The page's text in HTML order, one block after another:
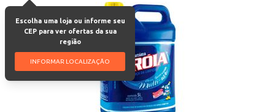
Escolha uma loja ou informe seu
CEP para ver ofertas da sua
região
INFORMAR LOCALIZAÇÃO